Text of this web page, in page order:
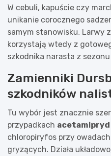
W cebuli, kapuście czy
unikanie corocznego
samym stanowisku. Larwy
korzystają wtedy z
szkodnika narasta z
Zamienniki
szkodników
Tu wybór jest znacznie
przypadkach acetamipryd
chloropiryfos przy
gryzących. Działa